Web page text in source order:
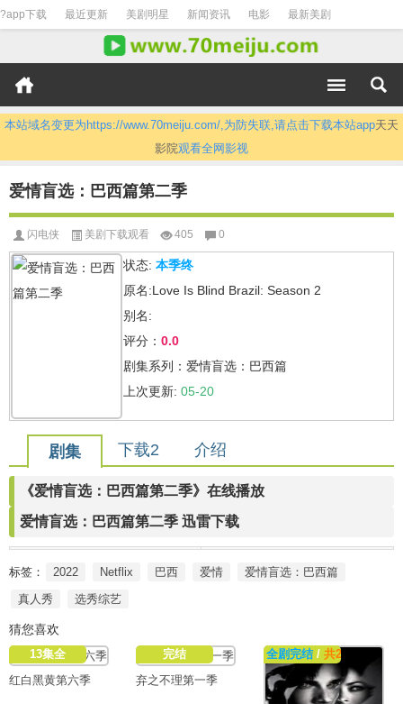
?app下载 最近更新 美剧明星 新闻资讯 电影 最新美剧
本站域名变更为https://www.70meiju.com/,为防失联,请点击下载本站app天天
影院观看全网影视
爱情盲选：巴西篇第二季
闪电侠 美剧下载观看 405 0
状态: 本季终
原名:Love Is Blind Brazil: Season 2
别名:
评分： 0.0
剧集系列：爱情盲选：巴西篇
上次更新: 05-20
剧集 下载2 介绍
《爱情盲选：巴西篇第二季》在线播放
爱情盲选：巴西篇第二季 迅雷下载
标签： 2022 Netflix 巴西 爱情
爱情盲选：巴西篇
真人秀
选秀综艺
猜您喜欢
13集全
红白黑黄第六季
完结
弃之不理第一季
全剧完结/ 共22集